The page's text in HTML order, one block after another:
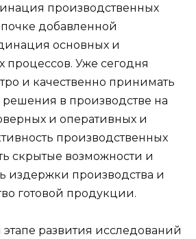
производственных
добавленной
основных и
процессов. Уже сегодня
и качественно принимать
в производстве на
и оперативных и
производственных
скрытые возможности и
издержки производства и
готовой продукции.
развития исследований